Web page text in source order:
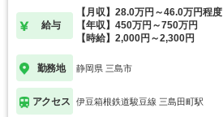
給与
【月収】28.0万円～46.0万円程度
【年収】450万円～750万円
【時給】2,000円～2,300円
勤務地 静岡県 三島市
アクセス 伊豆箱根鉄道駿豆線 三島田町駅